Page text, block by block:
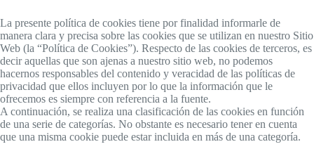
La presente política de cookies tiene por finalidad informarle de
manera clara y precisa sobre las cookies que se utilizan en nuestro Sitio
Web (la “Política de Cookies”). Respecto de las cookies de terceros, es
decir aquellas que son ajenas a nuestro sitio web, no podemos
hacernos responsables del contenido y veracidad de las políticas de
privacidad que ellos incluyen por lo que la información que le
ofrecemos es siempre con referencia a la fuente.
A continuación, se realiza una clasificación de las cookies en función
de una serie de categorías. No obstante es necesario tener en cuenta
que una misma cookie puede estar incluida en más de una categoría.